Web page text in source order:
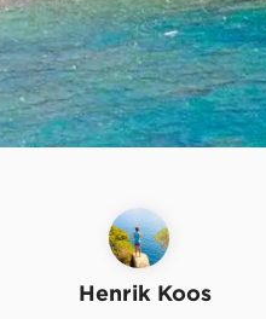
Henrik Koos